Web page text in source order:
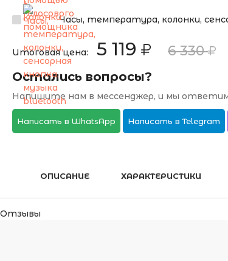
Часы, температура, колонки,
Итоговая цена: 5 119 6 330
Остались вопросы?
Напишите нам в мессенджер, и мы
Написать в WhatsApp Написать в Telegram
ОПИСАНИЕ ХАРАКТЕРИСТИКИ
Отзывы